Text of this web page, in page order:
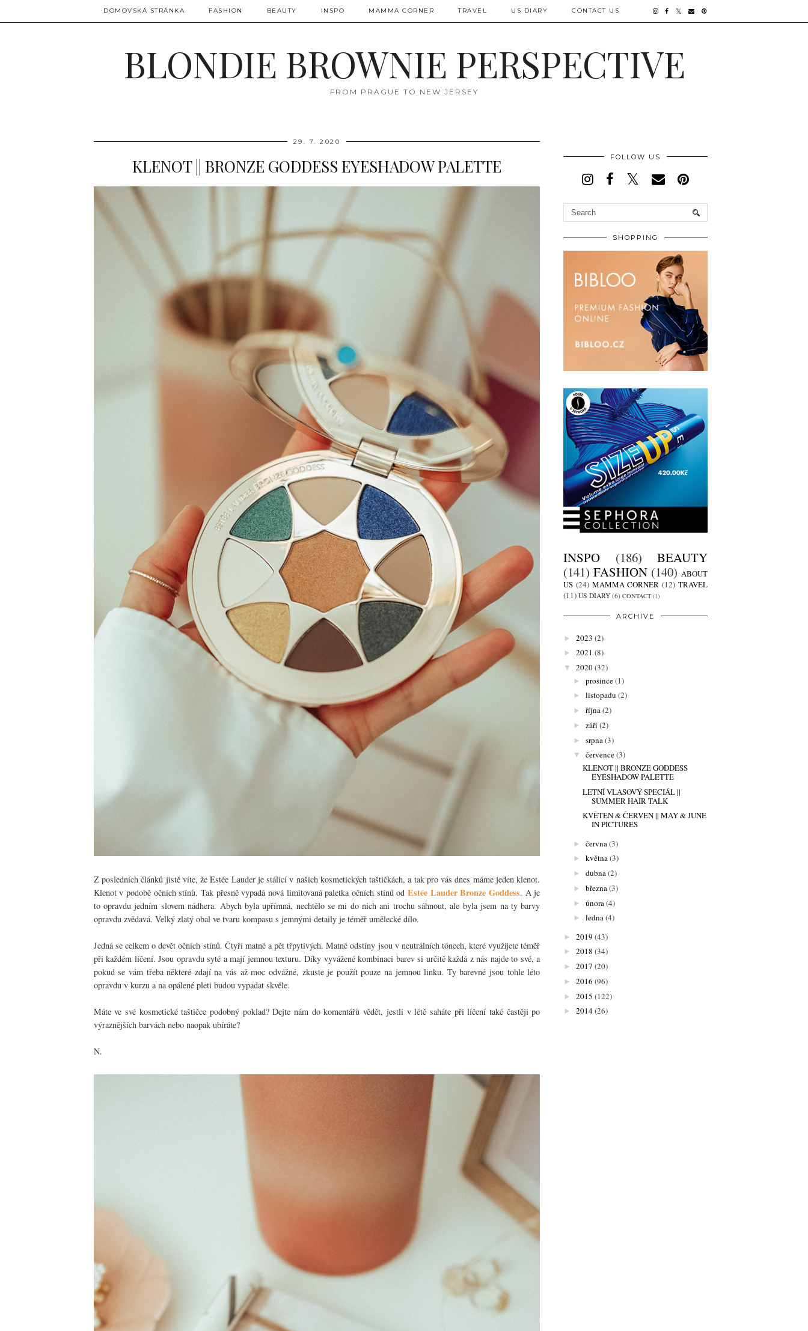
DOMOVSKÁ STRÁNKA FASHION BEAUTY INSPO MAMMA CORNER TRAVEL US DIARY CONTACT US
BLONDIE BROWNIE PERSPECTIVE
FROM PRAGUE TO NEW JERSEY
29. 7. 2020
KLENOT || BRONZE GODDESS EYESHADOW PALETTE
Z posledních článků jistě víte, že Estée Lauder je stálicí v našich kosmetických taštičkách, a tak pro vás dnes máme jeden klenot.
Klenot v podobě očních stínů. Tak přesně vypadá nová limitovaná paletka očních stínů od Estée Lauder Bronze Goddess. A je
to opravdu jedním slovem nádhera. Abych byla upřímná, nechtělo se mi do nich ani trochu sáhnout, ale byla jsem na ty barvy
opravdu zvědavá. Velký zlatý obal ve tvaru kompasu s jemnými detaily je téměř umělecké dílo.
Jedná se celkem o devět očních stínů. Čtyři matné a pět třpytivých. Matné odstíny jsou v neutrálních tónech, které využijete téměř
při každém líčení. Jsou opravdu syté a mají jemnou texturu. Díky vyvážené kombinaci barev si určitě každá z nás najde to své, a
pokud se vám třeba některé zdají na vás až moc odvážné, zkuste je použít pouze na jemnou linku. Ty barevné jsou tohle léto
opravdu v kurzu a na opálené pleti budou vypadat skvěle.
Máte ve své kosmetické taštičce podobný poklad? Dejte nám do komentářů vědět, jestli v létě saháte při líčení také častěji po
výraznějších barvách nebo naopak ubíráte?
N.
FOLLOW US
SHOPPING
INSPO (186)
BEAUTY
(141) FASHION (140) ABOUT
US (24) MAMMA CORNER (12) TRAVEL
(11) US DIARY (6) CONTACT (1)
ARCHIVE
► 2023 (2)
► 2021 (8)
▼ 2020(32)
► prosince(1)
► listopadu (2)
► října(2)
► září(2)
► srpna(3)
▼ července(3)
KLENOT || BRONZE GODDESS
EYESHADOW PALETTE
LETNÍ VLASOVÝ SPECIÁL ||
SUMMER HAIR TALK
KVĚTEN & ČERVEN || MAY & JUNE
IN PICTURES
► června(3)
► května(3)
► dubna(2)
► března(3)
► února(4)
► ledna(4)
► 2019 (43)
► 2018 (34)
► 2017 (20)
► 2016 (96)
► 2015 (122)
► 2014(26)